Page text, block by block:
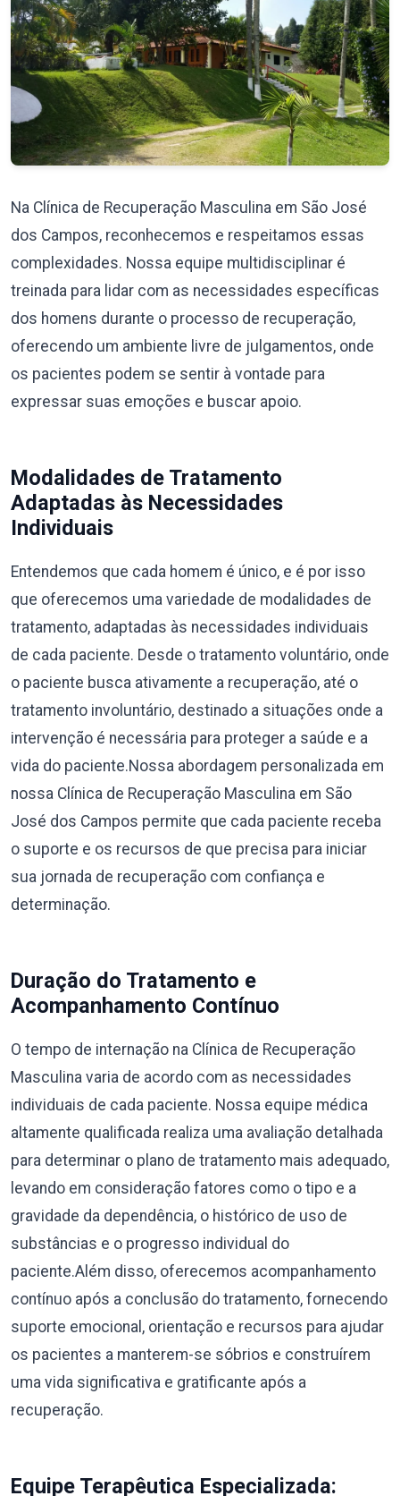
Na Clínica de Recuperação Masculina em São José
dos Campos, reconhecemos e respeitamos essas
complexidades. Nossa equipe multidisciplinar é
treinada para lidar com as necessidades específicas
dos homens durante o processo de recuperação,
oferecendo um ambiente livre de julgamentos, onde
os pacientes podem se sentir à vontade para
expressar suas emoções e buscar apoio.
Modalidades de Tratamento
Adaptadas às Necessidades
Individuais
Entendemos que cada homem é único, e é por isso
que oferecemos uma variedade de modalidades de
tratamento, adaptadas às necessidades individuais
de cada paciente. Desde o tratamento voluntário, onde
o paciente busca ativamente a recuperação, até o
tratamento involuntário, destinado a situações onde a
intervenção é necessária para proteger a saúde e a
vida do paciente.Nossa abordagem personalizada em
nossa Clínica de Recuperação Masculina em São
José dos Campos permite que cada paciente receba
o suporte e os recursos de que precisa para iniciar
sua jornada de recuperação com confiança e
determinação.
Duração do Tratamento e
Acompanhamento Contínuo
O tempo de internação na Clínica de Recuperação
Masculina varia de acordo com as necessidades
individuais de cada paciente. Nossa equipe médica
altamente qualificada realiza uma avaliação detalhada
para determinar o plano de tratamento mais adequado,
levando em consideração fatores como o tipo e a
gravidade da dependência, o histórico de uso de
substâncias e o progresso individual do
paciente.Além disso, oferecemos acompanhamento
contínuo após a conclusão do tratamento, fornecendo
suporte emocional, orientação e recursos para ajudar
os pacientes a manterem-se sóbrios e construírem
uma vida significativa e gratificante após a
recuperação.
Equipe Terapêutica Especializada: